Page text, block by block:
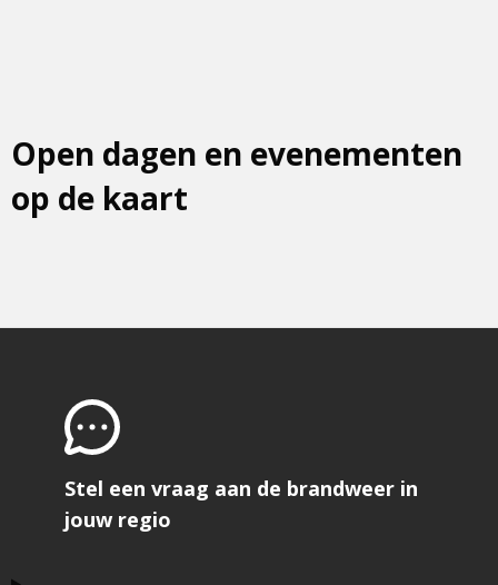
Open dagen en evenementen
op de kaart
Stel een vraag aan de brandweer in
jouw regio